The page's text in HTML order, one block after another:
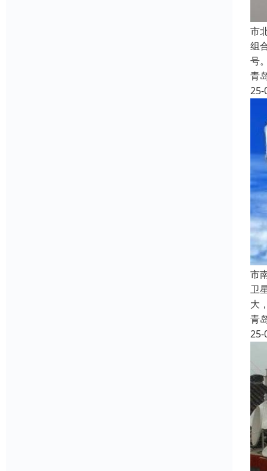
市
组
号
青
25-
市
卫
大
青
25-